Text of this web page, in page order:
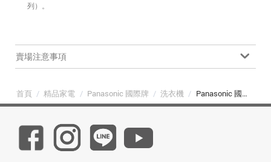
列）。
賣場注意事項
首頁 / 精品家電 / Panasonic 國際牌 / 洗衣機 / Panasonic 國際牌 NA-V170MT-PN 17公斤強效抑菌變頻直立式洗衣機 玫瑰金